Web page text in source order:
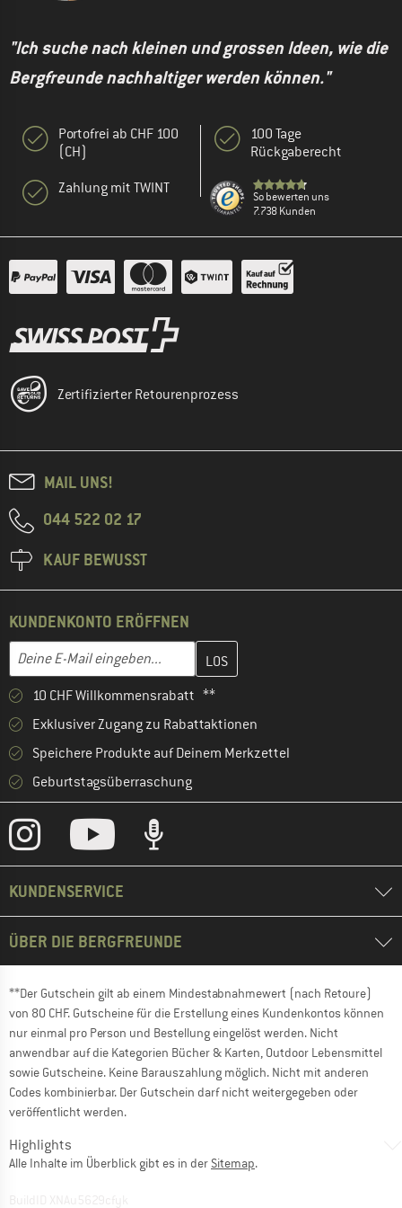
"Ich suche nach kleinen und grossen Ideen, wie die
Bergfreunde nachhaltiger werden können."
Portofrei ab CHF 100
(CH)
Zahlung mit TWINT
100 Tage
Rückgaberecht
So bewerten uns
7.738 Kunden
Zertifizierter Retourenprozess
MAIL UNS!
044 522 02 17
KAUF BEWUSST
KUNDENKONTO ERÖFFNEN
E-Mail-Adresse
Gib hier deine E-Mail-Adresse ein und erstelle im nächsten
10 CHF Willkommensrabatt **
Exklusiver Zugang zu Rabattaktionen
Speichere Produkte auf Deinem Merkzettel
Geburtstagsüberraschung
KUNDENSERVICE
ÜBER DIE BERGFREUNDE
**Der Gutschein gilt ab einem Mindestabnahmewert (nach Retoure)
von 80 CHF. Gutscheine für die Erstellung eines Kundenkontos können
nur einmal pro Person und Bestellung eingelöst werden. Nicht
anwendbar auf die Kategorien Bücher & Karten, Outdoor Lebensmittel
sowie Gutscheine. Keine Barauszahlung möglich. Nicht mit anderen
Codes kombinierbar. Der Gutschein darf nicht weitergegeben oder
veröffentlicht werden.
Highlights
Alle Inhalte im Überblick gibt es in der Sitemap.